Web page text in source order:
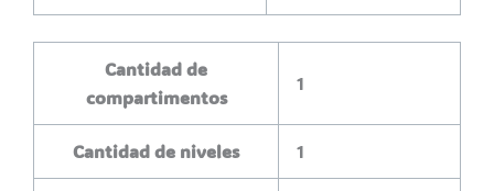
Cantidad de
compartimentos
1
Cantidad de niveles 1